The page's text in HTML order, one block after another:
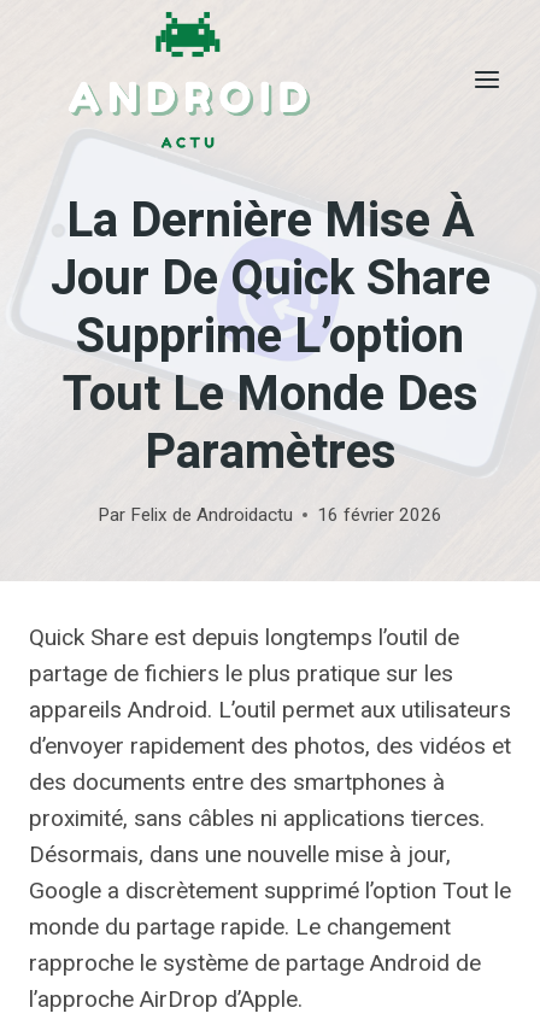
La Dernière Mise À
Jour De Quick Share
Supprime L’option
Tout Le Monde Des
Paramètres
Par Felix de Androidactu 16 février 2026
Quick Share est depuis longtemps l’outil de
partage de fichiers le plus pratique sur les
appareils Android. L’outil permet aux utilisateurs
d’envoyer rapidement des photos, des vidéos et
des documents entre des smartphones à
proximité, sans câbles ni applications tierces.
Désormais, dans une nouvelle mise à jour,
Google a discrètement supprimé l’option Tout le
monde du partage rapide. Le changement
rapproche le système de partage Android de
l’approche AirDrop d’Apple.